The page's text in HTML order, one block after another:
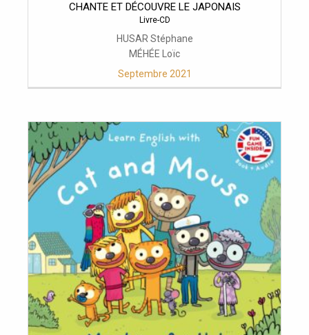
CHANTE ET DÉCOUVRE LE JAPONAIS
Livre-CD
HUSAR Stéphane
MÉHÉE Loïc
Septembre 2021